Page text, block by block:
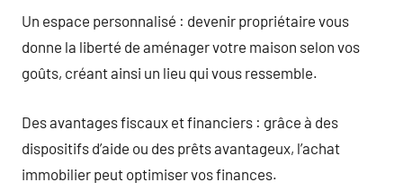
Un espace personnalisé : devenir propriétaire vous
donne la liberté de aménager votre maison selon vos
goûts, créant ainsi un lieu qui vous ressemble.
Des avantages fiscaux et financiers : grâce à des
dispositifs d’aide ou des prêts avantageux, l’achat
immobilier peut optimiser vos finances.